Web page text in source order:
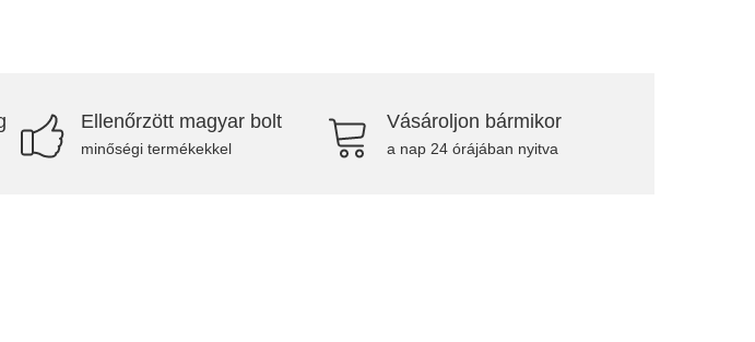
Ellenőrzött magyar bolt
minőségi termékekkel
Vásároljon bármikor
a nap 24 órájában nyitva